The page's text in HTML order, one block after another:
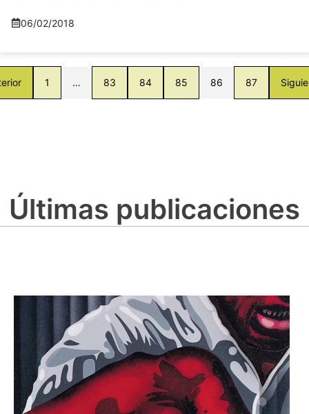
06/02/2018
1 … 83 84 85 86 87
Últimas publicaciones